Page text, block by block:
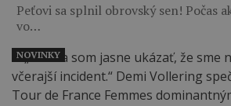
Peťovi sa splnil obrovský sen! Počas
vo…
NOVINKY